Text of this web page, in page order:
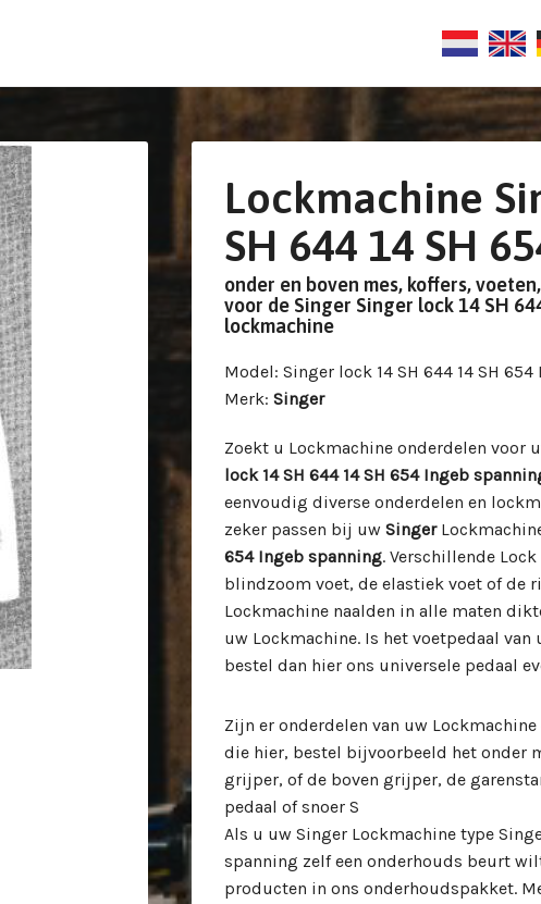
Lockmachine
SH 644 14 SH
onder en boven mes, koffers,
voor de Singer Singer lock 14 SH
lockmachine
Model: Singer lock 14 SH 644 14 SH
Merk: Singer
Zoekt u Lockmachine onderdelen voor
lock 14 SH 644 14 SH 654 Ingeb
eenvoudig diverse onderdelen en
zeker passen bij uw Singer
654 Ingeb spanning. Verschillende
blindzoom voet, de elastiek voet of de
Lockmachine naalden in alle maten
uw Lockmachine. Is het voetpedaal
bestel dan hier ons universele pedaal
Zijn er onderdelen van uw
die hier, bestel bijvoorbeeld het onder
grijper, of de boven grijper, de
pedaal of snoer S
Als u uw Singer Lockmachine type
spanning zelf een onderhouds beurt
producten in ons onderhoudspakket.